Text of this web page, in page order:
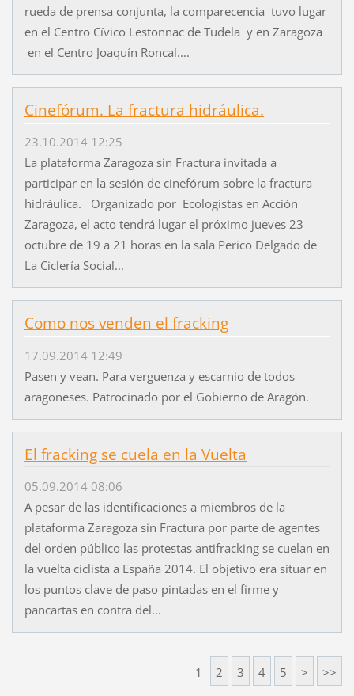
rueda de prensa conjunta, la comparecencia tuvo lugar
en el Centro Cívico Lestonnac de Tudela y en Zaragoza
en el Centro Joaquín Roncal....
Cinefórum. La fractura hidráulica.
23.10.2014 12:25
La plataforma Zaragoza sin Fractura invitada a
participar en la sesión de cinefórum sobre la fractura
hidráulica. Organizado por Ecologistas en Acción
Zaragoza, el acto tendrá lugar el próximo jueves 23
octubre de 19 a 21 horas en la sala Perico Delgado de
La Ciclería Social...
Como nos venden el fracking
17.09.2014 12:49
Pasen y vean. Para verguenza y escarnio de todos
aragoneses. Patrocinado por el Gobierno de Aragón.
El fracking se cuela en la Vuelta
05.09.2014 08:06
A pesar de las identificaciones a miembros de la
plataforma Zaragoza sin Fractura por parte de agentes
del orden público las protestas antifracking se cuelan en
la vuelta ciclista a España 2014. El objetivo era situar en
los puntos clave de paso pintadas en el firme y
pancartas en contra del...
1 2 3 4 5 > >>